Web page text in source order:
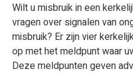
Wilt u misbruik in een
vragen over signalen van
misbruik? Er zijn vier
op met het meldpunt waar
Deze meldpunten geven